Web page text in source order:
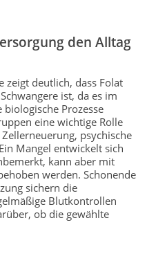
den Alltag
zeigt deutlich, dass Folat
ist, da es im
Prozesse
eine wichtige Rolle
psychische
Mangel entwickelt sich
kann aber mit
werden. Schonende
sichern die
Blutkontrollen
ob die gewählte